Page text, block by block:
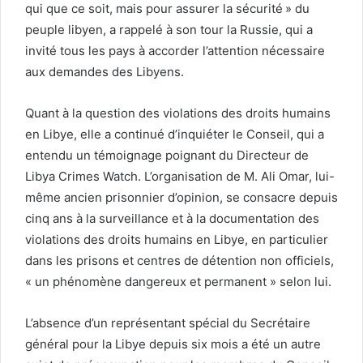
qui que ce soit, mais pour assurer la sécurité » du
peuple libyen, a rappelé à son tour la Russie, qui a
invité tous les pays à accorder l’attention nécessaire
aux demandes des Libyens.
Quant à la question des violations des droits humains
en Libye, elle a continué d’inquiéter le Conseil, qui a
entendu un témoignage poignant du Directeur de
Libya Crimes Watch. L’organisation de M. Ali Omar, lui-
même ancien prisonnier d’opinion, se consacre depuis
cinq ans à la surveillance et à la documentation des
violations des droits humains en Libye, en particulier
dans les prisons et centres de détention non officiels,
« un phénomène dangereux et permanent » selon lui.
L’absence d’un représentant spécial du Secrétaire
général pour la Libye depuis six mois a été un autre